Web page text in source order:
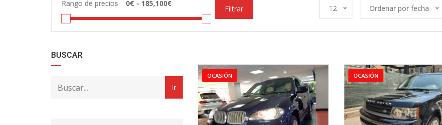
Rango de precios
Filtrar 12 Ordenar por fecha
BUSCAR
OCASIÓN OCASIÓN